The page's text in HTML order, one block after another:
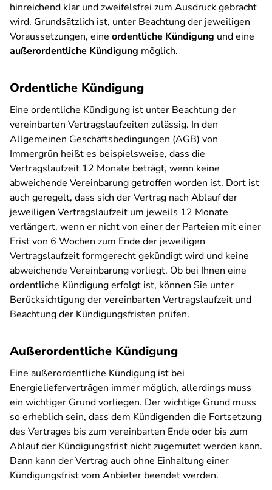
hinreichend klar und zweifelsfrei zum Ausdruck gebracht
wird. Grundsätzlich ist, unter Beachtung der jeweiligen
Voraussetzungen, eine ordentliche Kündigung und eine
außerordentliche Kündigung möglich.
Ordentliche Kündigung
Eine ordentliche Kündigung ist unter Beachtung der
vereinbarten Vertragslaufzeiten zulässig. In den
Allgemeinen Geschäftsbedingungen (AGB) von
Immergrün heißt es beispielsweise, dass die
Vertragslaufzeit 12 Monate beträgt, wenn keine
abweichende Vereinbarung getroffen worden ist. Dort ist
auch geregelt, dass sich der Vertrag nach Ablauf der
jeweiligen Vertragslaufzeit um jeweils 12 Monate
verlängert, wenn er nicht von einer der Parteien mit einer
Frist von 6 Wochen zum Ende der jeweiligen
Vertragslaufzeit formgerecht gekündigt wird und keine
abweichende Vereinbarung vorliegt. Ob bei Ihnen eine
ordentliche Kündigung erfolgt ist, können Sie unter
Berücksichtigung der vereinbarten Vertragslaufzeit und
Beachtung der Kündigungsfristen prüfen.
Außerordentliche Kündigung
Eine außerordentliche Kündigung ist bei
Energielieferverträgen immer möglich, allerdings muss
ein wichtiger Grund vorliegen. Der wichtige Grund muss
so erheblich sein, dass dem Kündigenden die Fortsetzung
des Vertrages bis zum vereinbarten Ende oder bis zum
Ablauf der Kündigungsfrist nicht zugemutet werden kann.
Dann kann der Vertrag auch ohne Einhaltung einer
Kündigungsfrist vom Anbieter beendet werden.